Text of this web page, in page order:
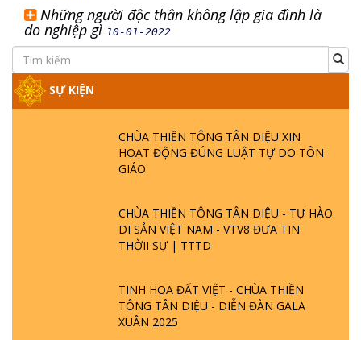
Những người độc thân không lập gia đình là
do nghiệp gì 10-01-2022
SỰ KIỆN
CHÙA THIỀN TÔNG TÂN DIỆU XIN
HOẠT ĐỘNG ĐÚNG LUẬT TỰ DO TÔN
GIÁO
CHÙA THIỀN TÔNG TÂN DIỆU - TỰ HÀO
DI SẢN VIỆT NAM - VTV8 ĐƯA TIN
THỜII SỰ | TTTD
TINH HOA ĐẤT VIỆT - CHÙA THIỀN
TÔNG TÂN DIỆU - DIỄN ĐÀN GALA
XUÂN 2025